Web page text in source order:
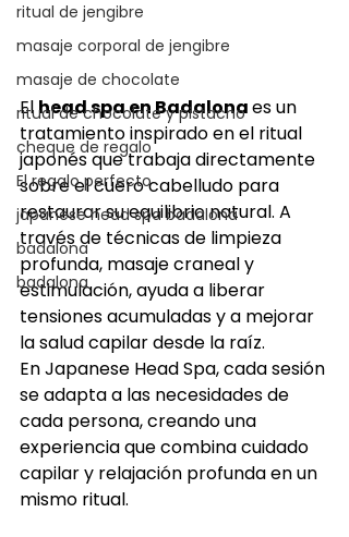
ritual de jengibre
masaje corporal de jengibre
masaje de chocolate
ritual de chocolate y pistacho
cheque de regalo
El regalo perfecto
japanese head spa badalona
badalona
badalona
El head spa en Badalona es un
tratamiento inspirado en el ritual
japonés que trabaja directamente
sobre el cuero cabelludo para
restaurar su equilibrio natural. A
través de técnicas de limpieza
profunda, masaje craneal y
estimulación, ayuda a liberar
tensiones acumuladas y a mejorar
la salud capilar desde la raíz.
En Japanese Head Spa, cada sesión
se adapta a las necesidades de
cada persona, creando una
experiencia que combina cuidado
capilar y relajación profunda en un
mismo ritual.